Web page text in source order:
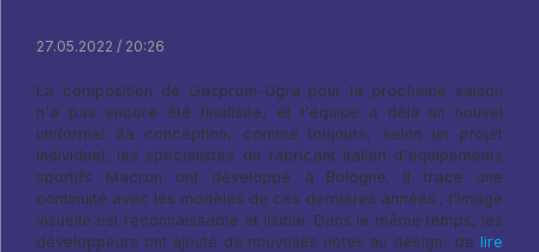
27.05.2022 / 20:26
La composition de Gazprom-Ugra pour la prochaine saison
n'a pas encore été finalisée, et l'équipe a déjà un nouvel
uniforme! Sa conception, comme toujours, selon un projet
individuel, les spécialistes du fabricant italien d'équipements
sportifs Macron ont développé à Bologne. Il trace une
continuité avec les modèles de ces dernières années., l'image
visuelle est reconnaissable et lisible. Dans le même temps, les
développeurs ont ajouté de nouvelles notes au design.: de lire